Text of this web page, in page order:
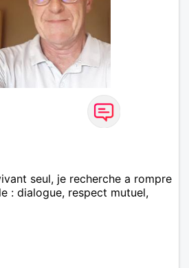
seul, je recherche a rompre
: dialogue, respect mutuel,